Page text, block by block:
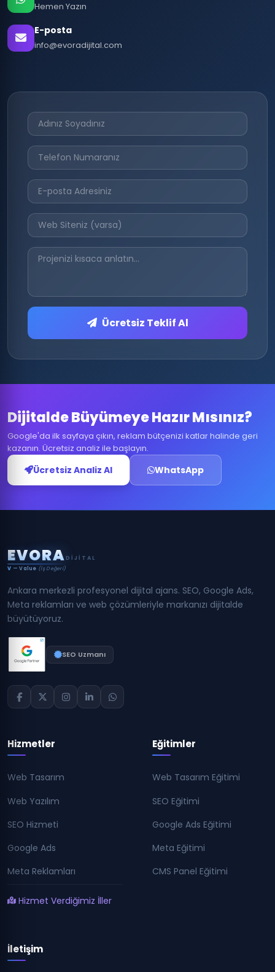
Hemen Yazın
E-posta
info@evoradijital.com
Ücretsiz Teklif Al
Dijitalde Büyümeye Hazır Mısınız?
Google'da ilk sayfaya çıkın, reklam bütçenizi katlar halinde geri
kazanın. Ücretsiz analiz ile başlayın.
Ücretsiz Analiz Al WhatsApp
EVORA DIJITAL
V — Value (İş Değeri)
Ankara merkezli profesyonel dijital ajans. SEO, Google Ads,
Meta reklamları ve web çözümleriyle markanızı dijitalde
büyütüyoruz.
SEO Uzmanı
Hizmetler
Web Tasarım
Web Yazılım
SEO Hizmeti
Google Ads
Meta Reklamları
Hizmet Verdiğimiz İller
Eğitimler
Web Tasarım Eğitimi
SEO Eğitimi
Google Ads Eğitimi
Meta Eğitimi
CMS Panel Eğitimi
İletişim